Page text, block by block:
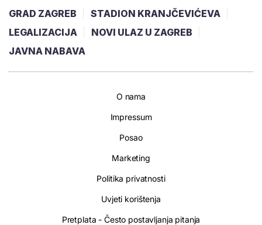
GRAD ZAGREB
STADION KRANJČEVIĆEVA
LEGALIZACIJA
NOVI ULAZ U ZAGREB
JAVNA NABAVA
O nama
Impressum
Posao
Marketing
Politika privatnosti
Uvjeti korištenja
Pretplata - Često postavljanja pitanja